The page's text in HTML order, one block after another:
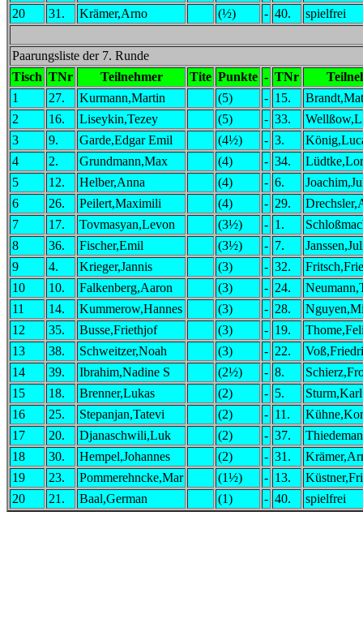
20
31. Krämer,Arno (½) - 40. spielfrei
Paarungsliste der 7. Runde
Tisch TNr Teilnehmer Tite Punkte - TNr
1
27. Kurmann,Martin (5) - 15.
2
16. Liseykin,Tezey (5) - 33.
3
9. Garde,Edgar Emil (4½) - 3.
4
2. Grundmann,Max (4) - 34.
5
12. Helber,Anna (4) - 6.
6
26. Peilert,Maximili (4) - 29.
7
17. Tovmasyan,Levon (3½) - 1.
8
36. Fischer,Emil (3½) - 7.
9
4. Krieger,Jannis (3) - 32.
10
10. Falkenberg,Aaron (3) - 24.
11
14. Kummerow,Hannes (3) - 28.
12
35. Busse,Friethjof (3) - 19.
13
38. Schweitzer,Noah (3) - 22.
14
39. Ibrahim,Nadine S (2½) - 8.
15
18. Brenner,Lukas (2) - 5.
Sturm,Karl
16
25. Stepanjan,Tatevi (2) - 11.
17
20. Djanaschwili,Luk (2) - 37.
18
30. Hempel,Johannes (2) - 31.
19
23. Pommerehncke,Mar (1½) - 13.
20
21. Baal,German (1) - 40. spielfrei